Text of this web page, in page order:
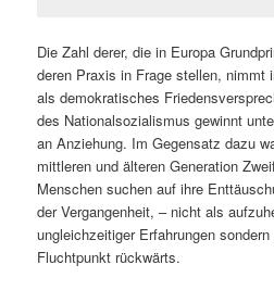
Die Zahl derer, die in Europa
deren Praxis in Frage stellen, nimmt
als demokratisches
des Nationalsozialismus gewinnt
an Anziehung. Im Gegensatz dazu
mittleren und älteren Generation
Menschen suchen auf ihre
der Vergangenheit, – nicht als
ungleichzeitiger Erfahrungen
Fluchtpunkt rückwärts.